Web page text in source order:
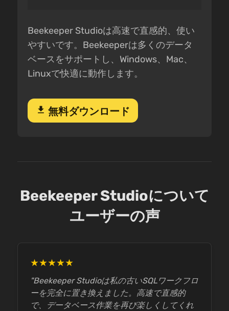
Beekeeper Studioは高速で直感的、使い
やすいです。Beekeeperは多くのデータ
ベースをサポートし、Windows、Mac、
Linuxで快適に動作します。
download 無料ダウンロード
Beekeeper Studioについて
ユーザーの声
★★★★★
"Beekeeper Studioは私の古いSQLワークフロ
ーを完全に置き換えました。高速で直感的
で、データベース作業を再び楽しくしてくれ